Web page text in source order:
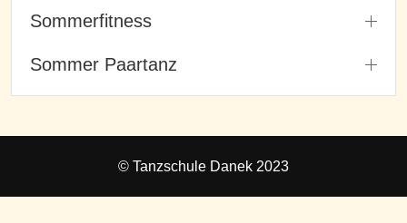
Sommerfitness
Sommer Paartanz
© Tanzschule Danek 2023